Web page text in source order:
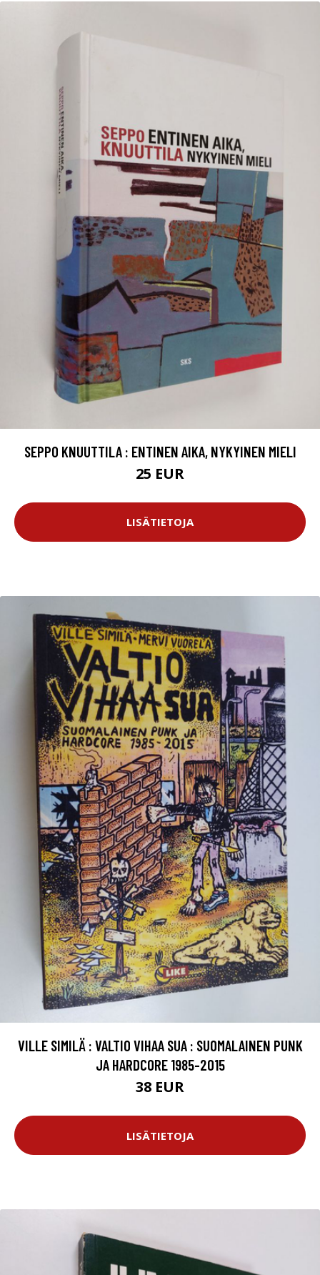
SEPPO KNUUTTILA : ENTINEN AIKA, NYKYINEN MIELI
25 EUR
LISÄTIETOJA
VILLE SIMILÄ : VALTIO VIHAA SUA : SUOMALAINEN PUNK
JA HARDCORE 1985-2015
38 EUR
LISÄTIETOJA